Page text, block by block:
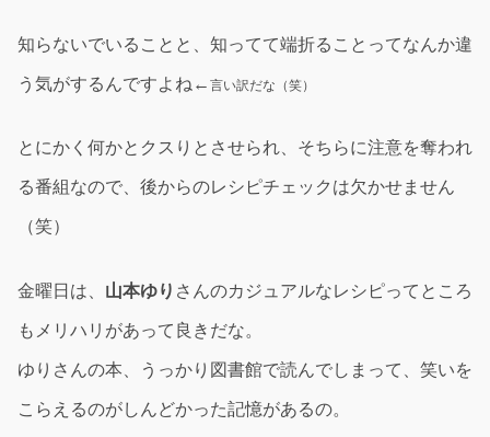
知らないでいることと、知ってて端折ることってなんか違
う気がするんですよね← 言い訳だな（笑）
とにかく何かとクスりとさせられ、そちらに注意を奪われ
る番組なので、後からのレシピチェックは欠かせません
（笑）
金曜日は、 山本ゆり さんのカジュアルなレシピってところ
もメリハリがあって良きだな。
ゆりさんの本、うっかり図書館で読んでしまって、笑いを
こらえるのがしんどかった記憶があるの。